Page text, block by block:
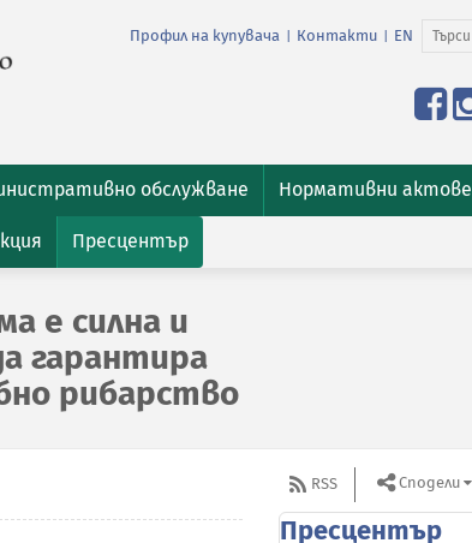
Профил на купувача Контакти EN
обслужване Нормативни актове
Пресцентър
е силна и
гарантира
рибарство
RSS Сподели
Пресцентър